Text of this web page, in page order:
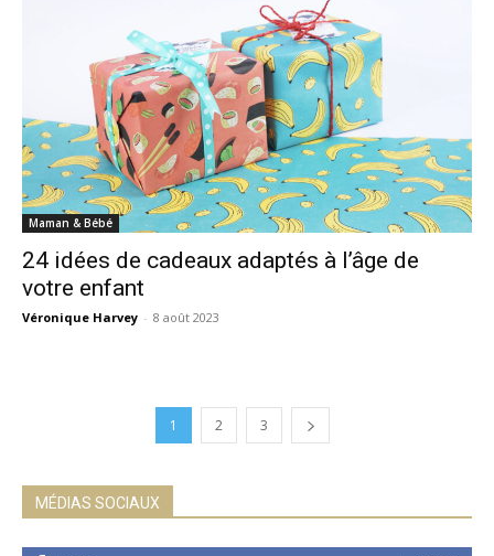
Maman & Bébé
24 idées de cadeaux adaptés à l’âge de
votre enfant
Véronique Harvey - 8 août 2023
1 2 3
MÉDIAS SOCIAUX